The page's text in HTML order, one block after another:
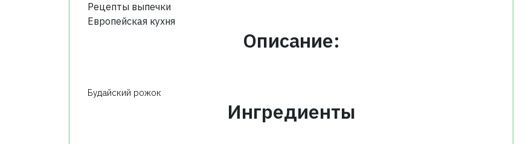
Рецепты выпечки
Европейская кухня
Описание:
Будайский рожок
Ингредиенты